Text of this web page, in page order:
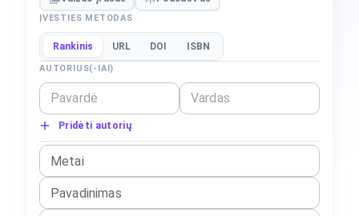
ĮVESTIES METODAS
Rankinis URL DOI ISBN
AUTORIUS(-IAI)
Pridėti autorių
Metai
Pavadinimas